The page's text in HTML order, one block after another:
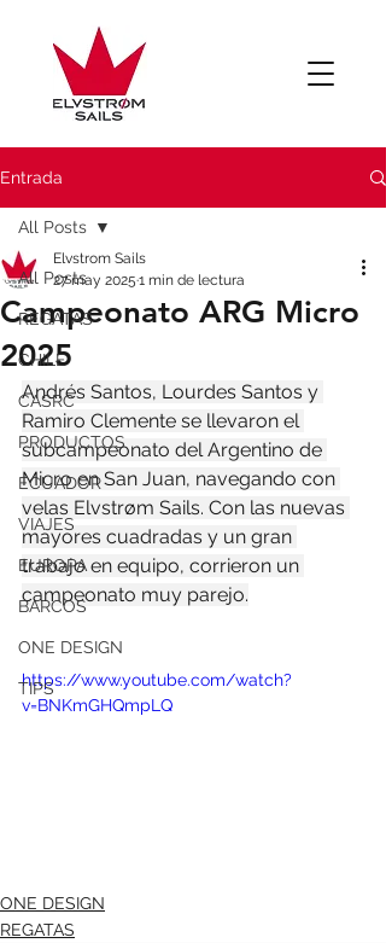
Entrada
All Posts
REGATAS
CHILE
CASRC
PRODUCTOS
ECUADOR
VIAJES
EUROPA
BARCOS
ONE DESIGN
TIPS
All Posts
Campeonato ARG Micro
2025
Elvstrom Sails
27 may 2025 1 min de lectura
Andrés Santos, Lourdes Santos y
Ramiro Clemente se llevaron el
subcampeonato del Argentino de
Micro en San Juan, navegando con
velas Elvstrøm Sails. Con las nuevas
mayores cuadradas y un gran
trabajo en equipo, corrieron un
campeonato muy parejo.
https://www.youtube.com/watch?
v=BNKmGHQmpLQ
ONE DESIGN
REGATAS